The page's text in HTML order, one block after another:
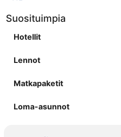
Suosituimpia
Hotellit
Lennot
Matkapaketit
Loma-asunnot